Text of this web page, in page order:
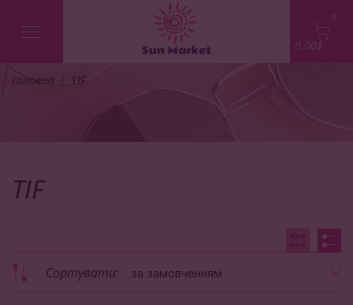
0
0.00$
Головна TIF
TIF
Сортувати: за замовченням